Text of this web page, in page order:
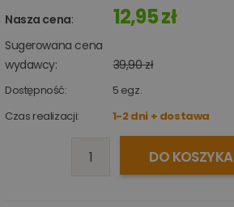
Nasza cena: 12,95 zł
Sugerowana cena
wydawcy:
39,90 zł
Dostępność: 5 egz.
Czas realizacji:
1-2 dni + dostawa
DO KOSZYKA